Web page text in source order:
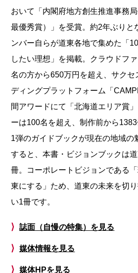
おいて「内閣府地方創生推進事務
最優秀賞）」を受賞。約2年ぶりと
ンバー自らが道東各地で集めた「
したい理想」を掲載。クラウドフ
名の方から650万円を超え、サクセ
ディングプラットフォーム「
間アワードにて「北海道エリア賞
ーは100名を超え、制作前から
1弾のガイドブックが現在の地域の
すると、本書・ビジョンブックは
冊。コーポレートビジョンである
東にする」ため、道東の未来を切
い1冊です。
⟩ 誌面（自慢の特集）を見る
⟩ 媒体情報を見る
⟩ 媒体HPを見る